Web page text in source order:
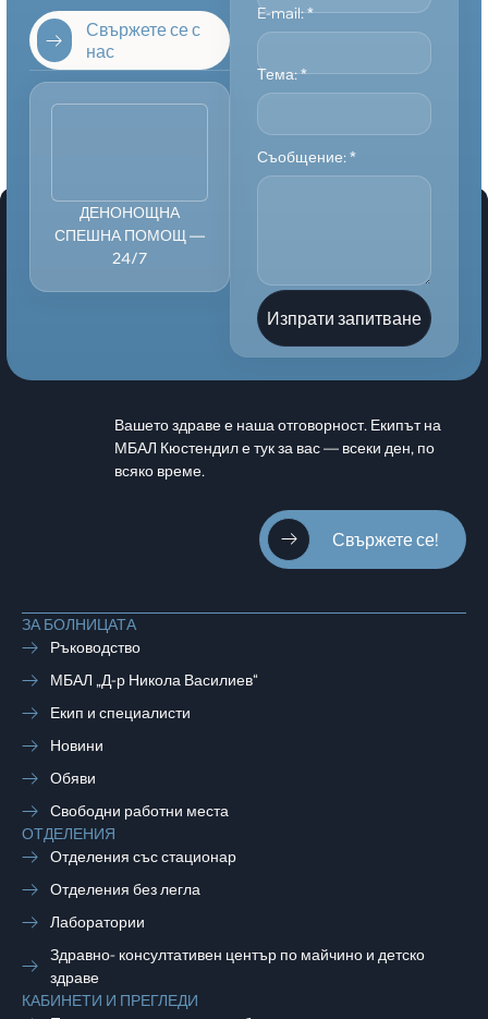
Свържете се с
нас
ДЕНОНОЩНА
СПЕШНА ПОМОЩ —
24/7
E-mail:*
Тема:*
Съобщение:*
Изпрати запитване
Вашето здраве е наша отговорност. Екипът на
МБАЛ Кюстендил е тук за вас — всеки ден, по
всяко време.
Свържете се!
ЗА БОЛНИЦАТА
Ръководство
МБАЛ „Д-р Никола Василиев“
Екип и специалисти
Новини
Обяви
Свободни работни места
ОТДЕЛЕНИЯ
Отделения със стационар
Отделения без легла
Лаборатории
Здравно- консултативен център по майчино и детско
здраве
КАБИНЕТИ И ПРЕГЛЕДИ